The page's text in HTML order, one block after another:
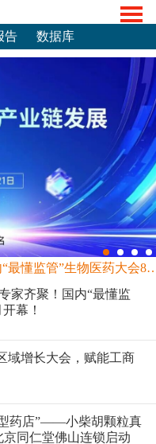
告 数据库
20+监管与首席审评专家齐聚！国内“最
家齐聚！国内“最懂监
幕！
域增长大会，赋能工商
药店”——小柴胡颗粒真
同仁堂佛山连锁启动